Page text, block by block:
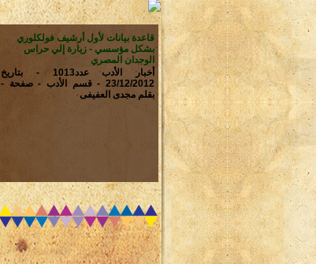
قاعدة بيانات لأول أرشيف فولكلوري
بشكل مؤسسي - زيارة إلي حراس
الوجدان المصري
أخبار الأدب عدد1013 - بتاريخ
23/12/2012 - قسم الأدب - صفحة -
بقلم مجدى العفيفى